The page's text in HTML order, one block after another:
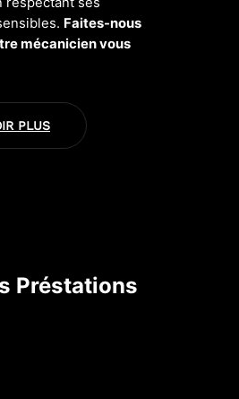
Faites-nous
mécanicien vous
PLUS
Préstations